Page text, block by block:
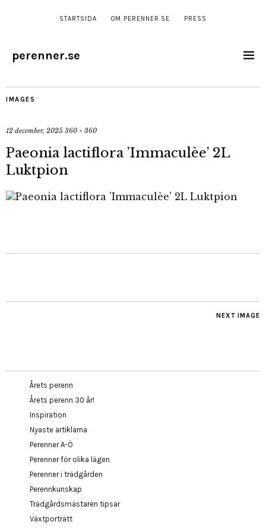
STARTSIDA OM PERENNER.SE PRESS
perenner.se
IMAGES
12 december, 2025 360 × 360
Paeonia lactiflora ’Immaculèe’ 2L
Luktpion
NEXT IMAGE
Årets perenn
Årets perenn 30 år!
Inspiration
Nyaste artiklarna
Perenner A-Ö
Perenner för olika lägen
Perenner i trädgården
Perennkunskap
Trädgårdsmästaren tipsar
Växtporträtt